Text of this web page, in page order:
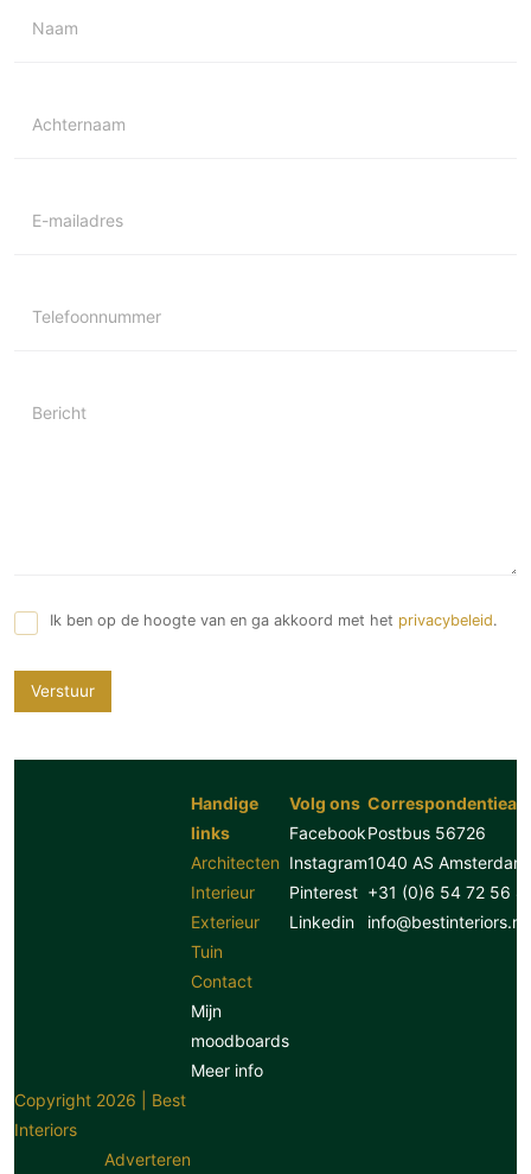
Naam
Achternaam
E-mailadres
Telefoonnummer
Bericht
Ik ben op de hoogte van en ga akkoord met het privacybeleid.
Verstuur
Handige
links
Architecten
Interieur
Exterieur
Tuin
Contact
Mijn
moodboards
Meer info
Volg ons
Facebook
Instagram
Pinterest
Linkedin
Postbus 56726
1040 AS Amsterdam
+31 (0)6 54 72 56
info@bestinteriors.nl
Copyright 2026 | Best
Interiors
Adverteren